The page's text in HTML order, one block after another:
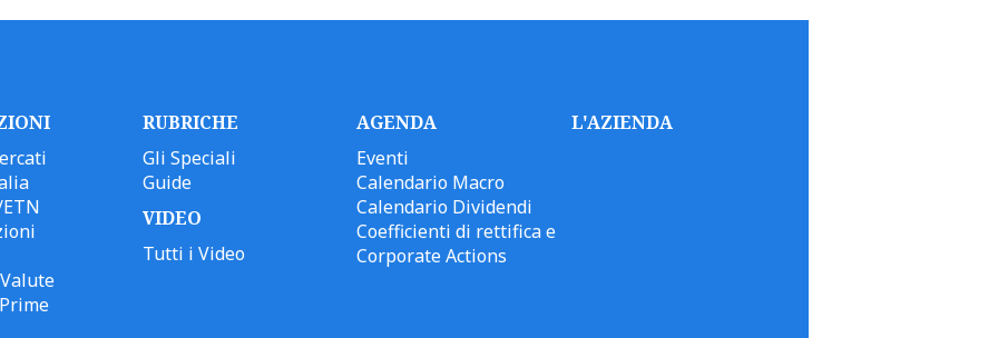
RUBRICHE
Gli Speciali
Guide
VIDEO
Tutti i Video
AGENDA
Eventi
Calendario Macro
Calendario Dividendi
Coefficienti di rettifica e
Corporate Actions
L'AZIENDA